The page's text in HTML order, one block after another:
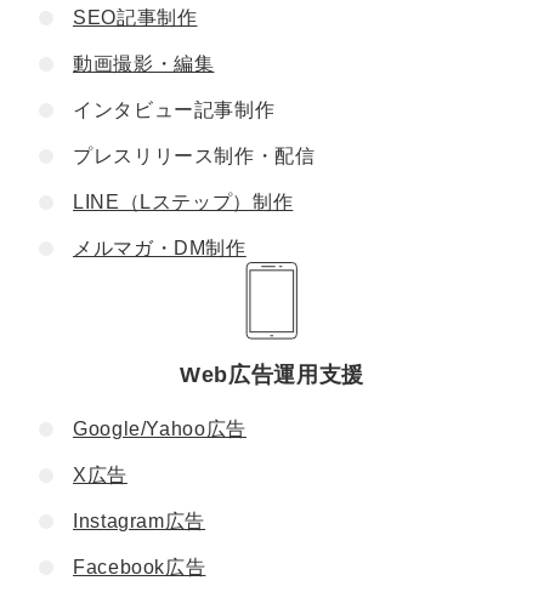
SEO記事制作
動画撮影・編集
インタビュー記事制作
プレスリリース制作・配信
LINE（Lステップ）制作
メルマガ・DM制作
Web広告運用支援
Google/Yahoo広告
X広告
Instagram広告
Facebook広告